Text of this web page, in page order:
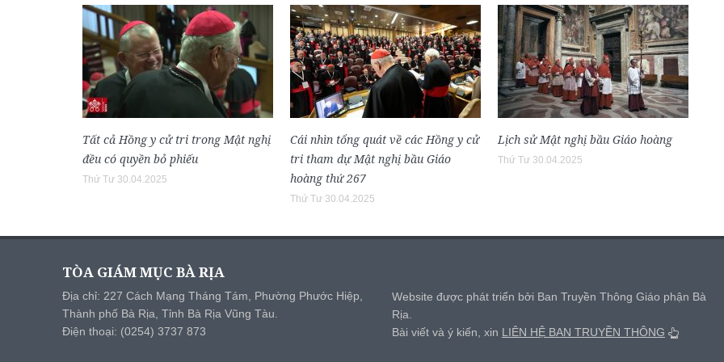
Tất cả Hồng y cử tri trong Mật nghị
đều có quyền bỏ phiếu
Thứ Tư 30.04.2025
Cái nhìn tổng quát về các Hồng y cử
tri tham dự Mật nghị bầu Giáo
hoàng thứ 267
Thứ Tư 30.04.2025
Lịch sử Mật nghị bầu Giáo hoàng
Thứ Tư 30.04.2025
TÒA GIÁM MỤC BÀ RỊA
Địa chỉ: 227 Cách Mạng Tháng Tám, Phường Phước Hiệp,
Thành phố Bà Rịa, Tỉnh Bà Rịa Vũng Tàu.
Điện thoại: (0254) 3737 873
Website được phát triển bởi Ban Truyền Thông Giáo phận Bà
Rịa.
Bài viết và ý kiến, xin LIÊN HỆ BAN TRUYỀN THÔNG